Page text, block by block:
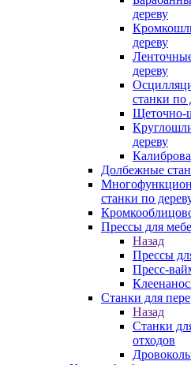
дереву
дереву
дереву
станки по
Щеточно-
дереву
Долбежные
станки по
Прессы для
Назад
Прессы
Пресс-
Станки для
Назад
Станки
отходов